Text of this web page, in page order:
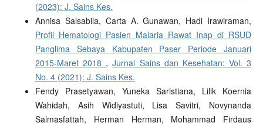
(2023): J. Sains Kes.
Annisa Salsabila, Carta A. Gunawan, Hadi Irawiraman,
Profil Hematologi Pasien Malaria Rawat Inap di RSUD
Panglima Sebaya Kabupaten Paser Periode Januari
2015-Maret 2018 ,Jurnal Sains dan Kesehatan: Vol. 3
No. 4 (2021): J. Sains Kes.
Fendy Prasetyawan, Yuneka Saristiana, Lilik Koernia
Wahidah, Asih Widiyastuti, Lisa Savitri, Novynanda
Salmasfattah, Herman Herman, Mohammad Firdaus